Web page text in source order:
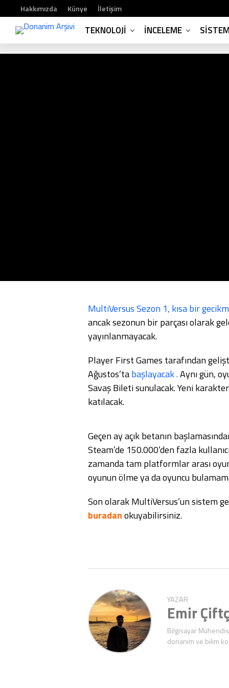
Hakkımızda Künye İletişim
TEKNOLOJI İNCELEME
MultiVersus Sezon 1, kısa bir
ancak sezonun bir parçası olarak
yayınlanmayacak.
Player First Games tarafından
Ağustos’tabaşlayacak .Aynı gün,
Savaş Bileti sunulacak. Yeni
katılacak.
Geçen ay açık betanın
Steam’de 150.000’den fazla
zamanda tam platformlar arası
oyunun ölme ya da oyuncu
Son olarak MultiVersus’un sistem
buradanokuyabilirsiniz.
YAZAR
Emir
Bilgisayar
donanım ve bilim